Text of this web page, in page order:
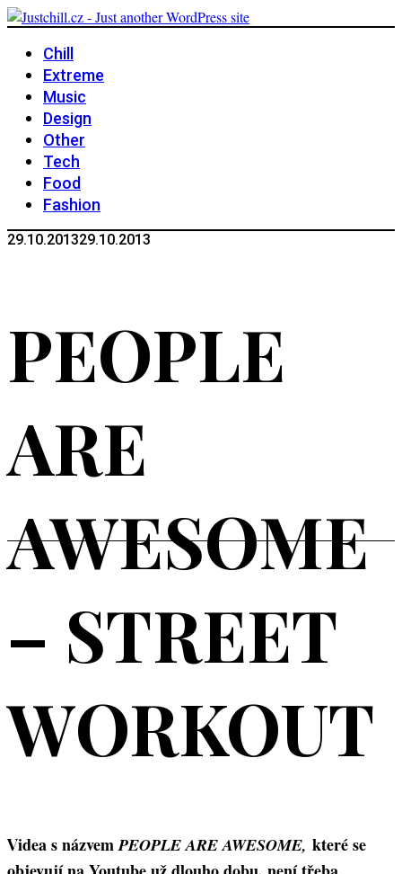
Chill
Extreme
Music
Design
Other
Tech
Food
Fashion
29.10.201329.10.2013
PEOPLE
ARE
AWESOME
– STREET
WORKOUT
Videa s názvemPEOPLE ARE AWESOME, které se